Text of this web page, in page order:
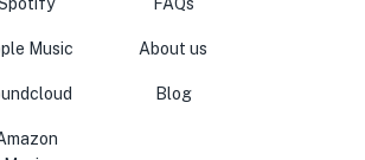
Music About us
Blog